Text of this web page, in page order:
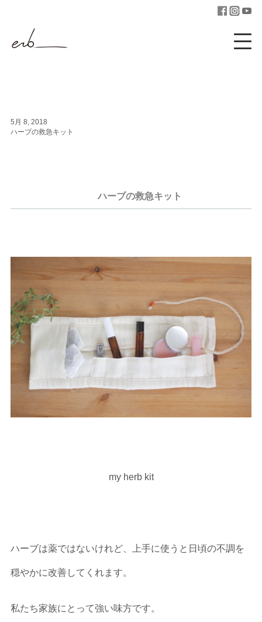
5月 8, 2018
ハーブの救急キット
ハーブの救急キット
my herb kit
ハーブは薬ではないけれど、上手に使うと日頃の不調を
穏やかに改善してくれます。
私たち家族にとって強い味方です。